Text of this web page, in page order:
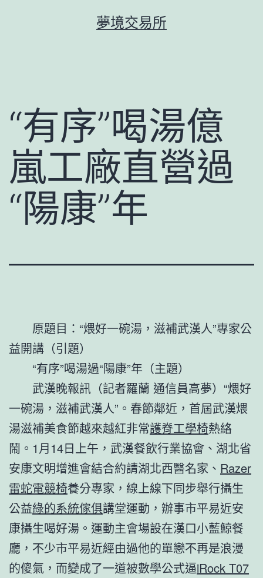
夢境交易所
“有序”喝湯億
嵐工廠直營過
“陽康”年
原題目：“煨好一碗湯，滋補武漢人”專家公
益開講（引題）
“有序”喝湯過“陽康”年（主題）
武漢晚報訊（記者羅蘭 通信員高夢）“煨好
一碗湯，滋補武漢人”。春節鄰近，首屆武漢煨
湯滋補美食節越來越紅非常護脊工學椅熱絡
鬧。1月14日上午，武漢餐飲行業協會、湖北省
安康文明增進會結合約請湖北西醫名家、 Razer
雷蛇電競椅養分專家，線上線下同步舉行攝生
公益綠的系統傢俱講堂運動，辦事市平易近安
康攝生喝好湯。運動主會場設在漢口小藍鯨餐
廳，不少市平易近經由過他的單戀不再是浪漫
的傻氣，而變成了一道被數學公式逼iRock T07